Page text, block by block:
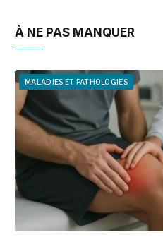
À NE PAS MANQUER
MALADIES ET PATHOLOGIES